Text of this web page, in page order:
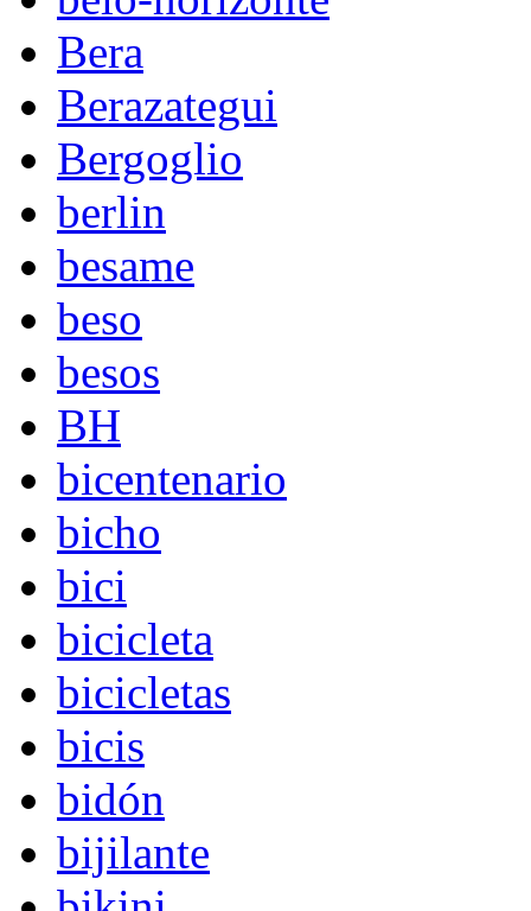
Bera
Berazategui
Bergoglio
berlin
besame
beso
besos
BH
bicentenario
bicho
bici
bicicleta
bicicletas
bicis
bidón
bijilante